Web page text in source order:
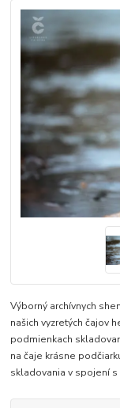
Výborný archívnych
našich vyzretých čajov
podmienkach
na čaje krásne
skladovania v spojení